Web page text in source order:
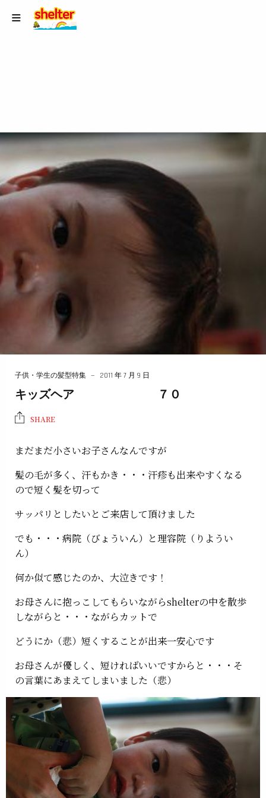
子供・学生の髪型特集 2011 年 7 月 9 日
キッズヘア ７０
SHARE
まだまだ小さいお子さんなんですが
髪の毛が多く、汗もかき・・・汗疹も出来やすくなる
ので短く髪を切って
サッパリとしたいとご来店して頂けました
でも・・・病院（びょういん）と理容院（りようい
ん）
何か似て感じたのか、大泣きです！
お母さんに抱っこしてもらいながらshelterの中を散歩
しながらと・・・ながらカットで
どうにか（悲）短くすることが出来一安心です
お母さんが優しく、短ければいいですからと・・・そ
の言葉にあまえてしまいました（悲）